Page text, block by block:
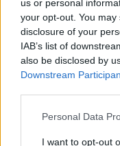
us or personal
your opt-out. You
disclosure of your
IAB’s list of
also be disclosed by
Downstream
Personal Data
I want to opt-out
se utilizarán
y permitir
eficacia. "Las
bajamos la
El dispositivo
movilizadas, cifra